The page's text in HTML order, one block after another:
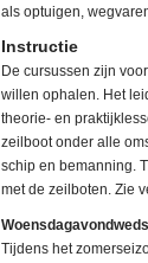
als optuigen,
Instructie
De cursussen zijn
willen ophalen. Het
theorie- en
zeilboot onder alle
schip en bemanning.
met de zeilboten. Zie
Tijdens het